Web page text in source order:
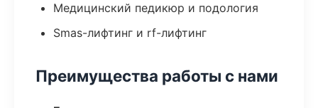
Медицинский педикюр и подология
Smas-лифтинг и rf-лифтинг
Преимущества работы с нами